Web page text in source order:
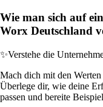
Wie man sich auf
Worx Deutschland
✨Verstehe die
Mach dich mit den
Überlege dir, wie deine
passen und bereite